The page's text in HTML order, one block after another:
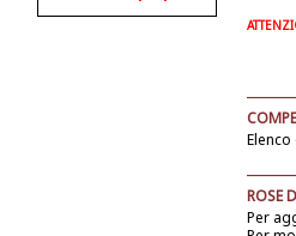
ROSE
Per